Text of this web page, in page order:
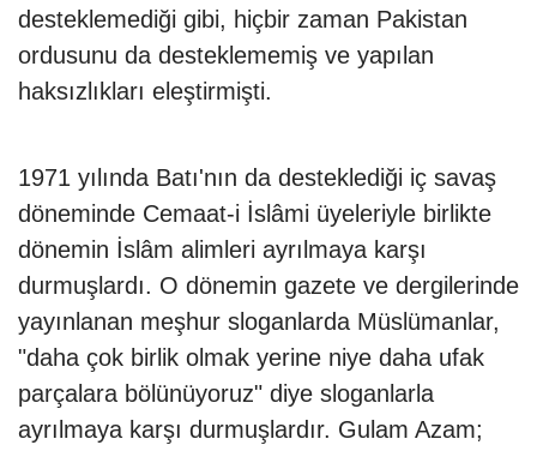
desteklemediği gibi, hiçbir zaman Pakistan
ordusunu da desteklememiş ve yapılan
haksızlıkları eleştirmişti.
1971 yılında Batı'nın da desteklediği iç savaş
döneminde Cemaat-i İslâmi üyeleriyle birlikte
dönemin İslâm alimleri ayrılmaya karşı
durmuşlardı. O dönemin gazete ve dergilerinde
yayınlanan meşhur sloganlarda Müslümanlar,
"daha çok birlik olmak yerine niye daha ufak
parçalara bölünüyoruz" diye sloganlarla
ayrılmaya karşı durmuşlardır. Gulam Azam;